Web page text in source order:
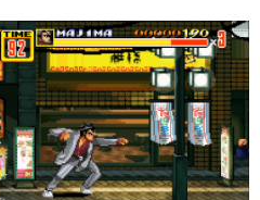
明かしていく、硬派で骨太な評論連載
日本語
「ラスボス」… ゲームにまつわる言葉
を、コンピューター文化史研究家・タ
査。